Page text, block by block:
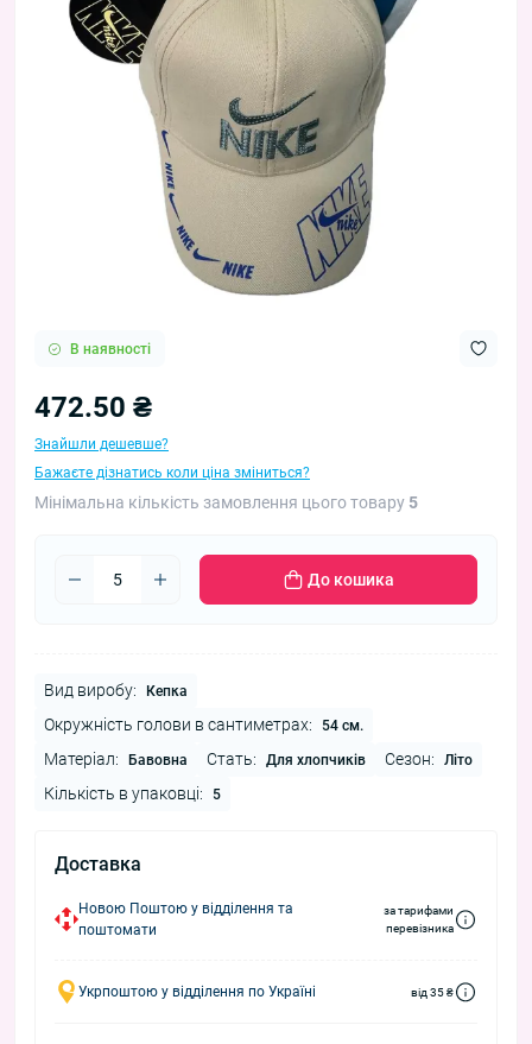
В наявності
472.50 ₴
Знайшли дешевше?
Бажаєте дізнатись коли ціна зміниться?
Мінімальна кількість замовлення цього товару 5
До кошика
Вид виробу: Кепка
Окружність голови в сантиметрах: 54 см.
Матеріал: Бавовна Стать: Для хлопчиків Сезон: Літо
Кількість в упаковці: 5
Доставка
Новою Поштою у відділення та
поштомати
за тарифами
перевізника
Укрпоштою у відділення по Україні від 35 ₴